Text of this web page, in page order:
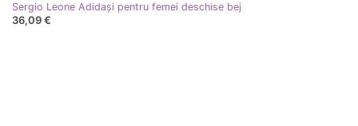
Sergio Leone Adidași pentru femei deschise bej
36,09 €